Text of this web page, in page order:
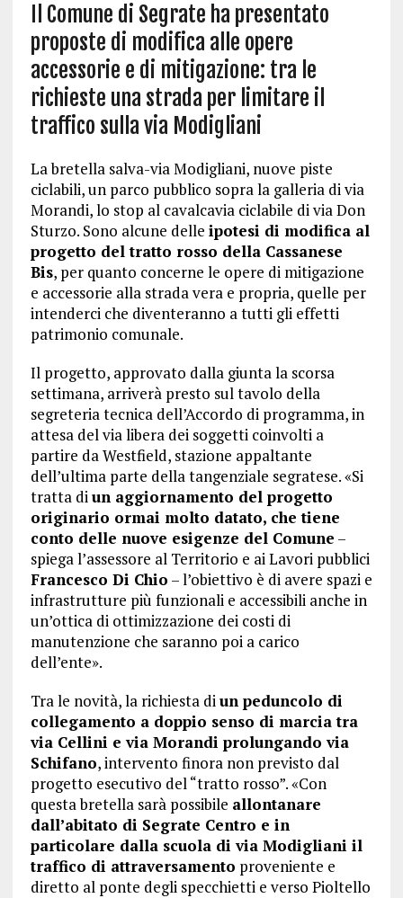
Il Comune di Segrate ha presentato
proposte di modifica alle opere
accessorie e di mitigazione: tra le
richieste una strada per limitare il
traffico sulla via Modigliani
La bretella salva-via Modigliani, nuove piste
ciclabili, un parco pubblico sopra la galleria di via
Morandi, lo stop al cavalcavia ciclabile di via Don
Sturzo. Sono alcune delle ipotesi di modifica al
progetto del tratto rosso della Cassanese
Bis, per quanto concerne le opere di mitigazione
e accessorie alla strada vera e propria, quelle per
intenderci che diventeranno a tutti gli effetti
patrimonio comunale.
Il progetto, approvato dalla giunta la scorsa
settimana, arriverà presto sul tavolo della
segreteria tecnica dell’Accordo di programma, in
attesa del via libera dei soggetti coinvolti a
partire da Westfield, stazione appaltante
dell’ultima parte della tangenziale segratese.«Si
tratta diun aggiornamento del progetto
originario ormai molto datato, che tiene
conto delle nuove esigenze del Comune –
spiega l’assessore al Territorio e ai Lavori pubblici
Francesco Di Chio – l’obiettivo è di avere spazi e
infrastrutture più funzionali e accessibili anche in
un’ottica di ottimizzazione dei costi di
manutenzione che saranno poi a carico
dell’ente».
Tra le novità, la richiesta diun peduncolo di
collegamento a doppio senso di marcia tra
via Cellini e via Morandi prolungando via
Schifano, intervento finora non previsto dal
progetto esecutivo del “tratto rosso”. «Con
questa bretella sarà possibile allontanare
dall’abitato di Segrate Centro e in
particolare dalla scuola di via Modigliani il
traffico di attraversamento proveniente e
diretto al ponte degli specchietti e verso Pioltello